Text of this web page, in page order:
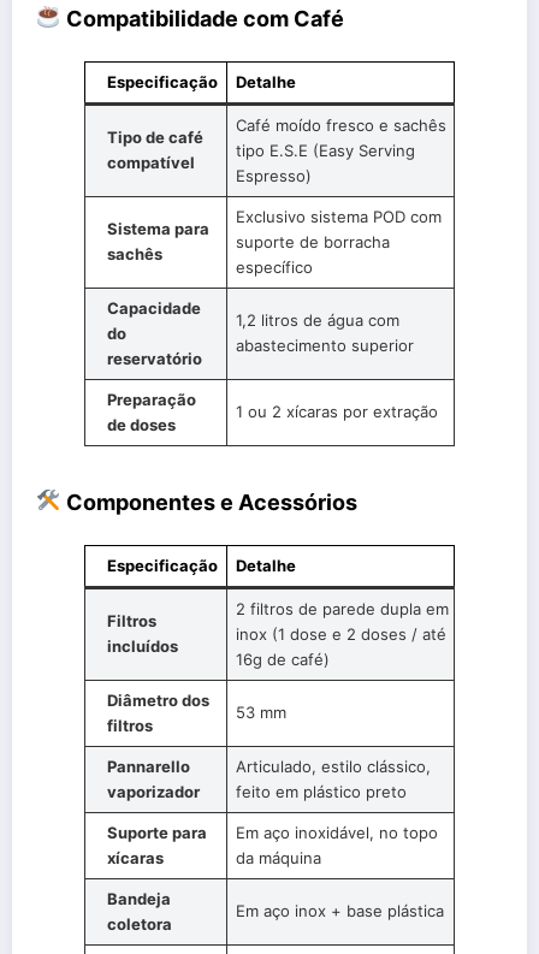
Compatibilidade com Café
Especificação Detalhe
Tipo de café
compatível
Café moído fresco e sachês
tipo E.S.E (Easy Serving
Espresso)
Sistema para
sachês
Exclusivo sistema POD com
suporte de borracha
específico
Capacidade
do
reservatório
1,2 litros de água com
abastecimento superior
Preparação
de doses
1 ou 2 xícaras por extração
Componentes e Acessórios
Especificação Detalhe
Filtros
incluídos
2 filtros de parede dupla em
inox (1 dose e 2 doses / até
16g de café)
Diâmetro dos
filtros
53 mm
Pannarello
vaporizador
Articulado, estilo clássico,
feito em plástico preto
Suporte para
xícaras
Em aço inoxidável, no topo
da máquina
Bandeja
coletora
Em aço inox + base plástica